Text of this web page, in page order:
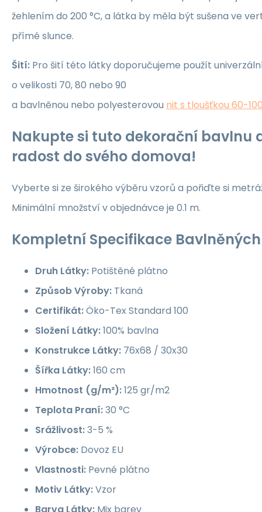
žehlením do 200 °C, a látka by měla být sušena ve
přímé slunce.
Šití: Pro šití této látky doporučujeme použít
o velikosti 70, 80 nebo 90
a bavlněnou nebo polyesterovou nit s tloušťkou 60-
Nakupte si tuto dekorační bavlnu
radost do svého domova!
Vyberte si ze širokého výběru vzorů a pořiďte si
Minimální množství v objednávce je 0.1 m.
Kompletní Specifikace
Druh Látky: Potištěné plátno
Způsob Výroby: Tkaná
Certifikát:Öko-Tex Standard 100
Složení Látky:100% bavlna
Konstrukce Látky: 76x68 / 30x30
Šířka Látky:160 cm
Hmotnost (g/m²):125 gr/m2
Teplota Praní:30 °C
Srážlivost:3-5 %
Výrobce: Dovoz EU
Vlastnosti: Pevné plátno
Motiv Látky:Vzor